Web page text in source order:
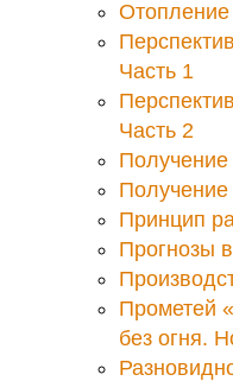
Часть 1
Часть 2
Получение
Принцип
Прогнозы
Прометей
без огня.